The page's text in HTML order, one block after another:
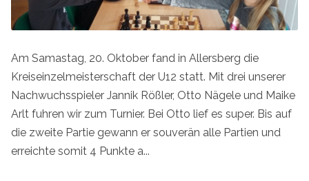
Am Samastag, 20. Oktober fand in Allersberg die
Kreiseinzelmeisterschaft der U12 statt. Mit drei unserer
Nachwuchsspieler Jannik Rößler, Otto Nägele und Maike
Arlt fuhren wir zum Turnier. Bei Otto lief es super. Bis auf
die zweite Partie gewann er souverän alle Partien und
erreichte somit 4 Punkte a...